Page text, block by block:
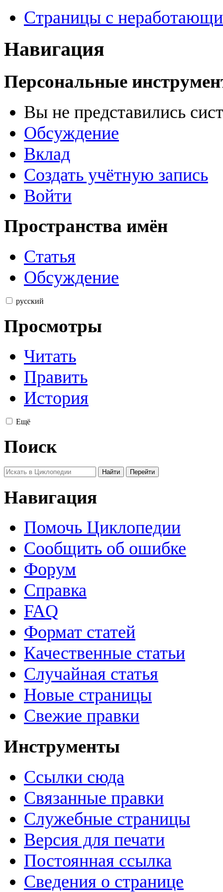
Страницы с
Навигация
Персональные
Вы не представились
Обсуждение
Вклад
Создать учётную запись
Войти
Пространства имён
Статья
Обсуждение
русский
Просмотры
Читать
Править
История
Ещё
Поиск
Навигация
Помочь Циклопедии
Сообщить об ошибке
Форум
Справка
FAQ
Формат статей
Качественные статьи
Случайная статья
Новые страницы
Свежие правки
Инструменты
Ссылки сюда
Связанные правки
Служебные страницы
Версия для печати
Постоянная ссылка
Сведения о странице